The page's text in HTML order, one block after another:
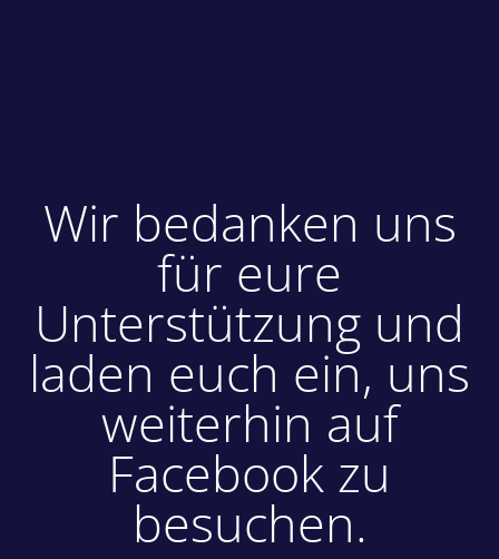
Wir bedanken uns
für eure
Unterstützung und
laden euch ein, uns
weiterhin auf
Facebook zu
besuchen.